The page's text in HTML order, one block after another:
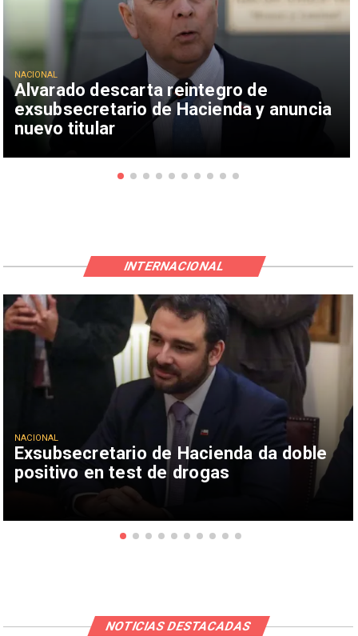
Alvarado descarta reintegro de
exsubsecretario de Hacienda y anuncia
nuevo titular
NACIONAL
Exsubsecretario de Hacienda da doble
positivo en test de drogas
NACIONAL
INTERNACIONAL
NOTICIAS DESTACADAS